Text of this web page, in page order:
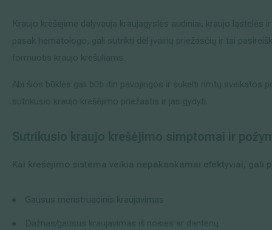
Kraujo krešėjime dalyvauja kraujagyslės audiniai, kraujo
pasak hematologo, gali sutrikti dėl įvairių priežasčių ir tai
formuotis kraujo krešuliams.
Abi šios būklės gali būti itin pavojingos ir sukelti rimtų sveikatos
sutrikusio kraujo krešėjimo priežastis ir jas gydyti.
Sutrikusio kraujo krešėjimo simptomai ir
Kai krešėjimo sistema veikia nepakankamai efektyviai, gali
Gausus menstruacinis kraujavimas
Dažnas/gausus kraujavimas iš nosies ar dantenų